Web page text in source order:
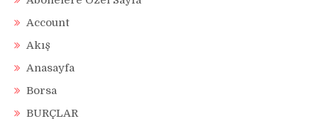
Account
Akış
Anasayfa
Borsa
BURÇLAR